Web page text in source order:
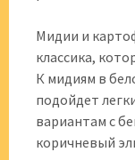
Мидии и
классика,
К мидиям в
подойдет
вариантам с
коричневый